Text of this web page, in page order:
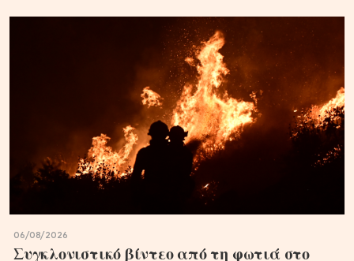
06/08/2026
Συγκλονιστικό βίντεο από τη φωτιά στο